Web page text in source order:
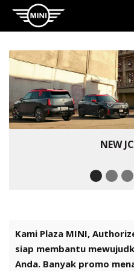
NEW
NEW MINI
NEW ALL-
NEW ALL-THE NEW
PLAZA
Kami Plaza MINI,
siap membantu
Anda. Banyak promo